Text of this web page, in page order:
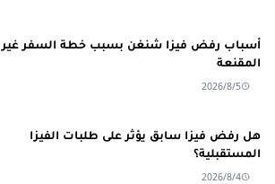
أسباب رفض فيزا شنغن بسبب خطة السفر غير
المقنعة
2026/8/5
هل رفض فيزا سابق يؤثر على طلبات الفيزا
المستقبلية؟
2026/8/4